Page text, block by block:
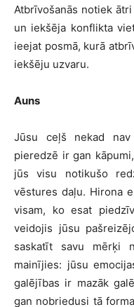
Atbrīvošanās notiek
un iekšēja konflikta
ieejat posmā, kurā
iekšēju uzvaru.
Auns
Jūsu ceļš nekad
pieredzē ir gan
jūs visu notikušo
vēstures daļu. Hirona
visam, ko esat
veidojis jūsu
saskatīt savu mērķi
mainījies: jūsu
galējības ir mazāk
gan nobriedusi tā